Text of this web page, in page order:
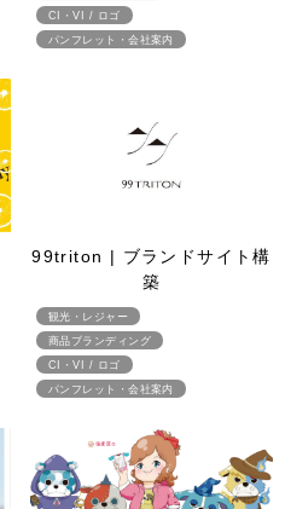
CI・VI / ロゴ
パンフレット・会社案内
99triton | ブランドサイト構
築
観光・レジャー
商品ブランディング
CI・VI / ロゴ
パンフレット・会社案内